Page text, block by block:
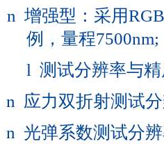
n 增强型：采用
例，量程7500nm;
l 测试分辨率与
n 应力双折射测试分
n 光弹系数测试分辨